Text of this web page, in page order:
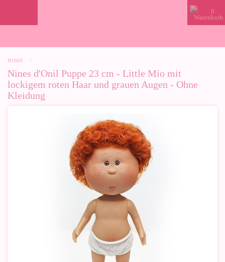
0
HOME >
Nines d'Onil Puppe 23 cm - Little Mio mit
lockigem roten Haar und grauen Augen - Ohne
Kleidung